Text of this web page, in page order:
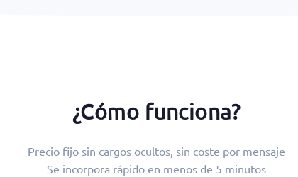
¿Cómo funciona?
Precio fijo sin cargos ocultos, sin coste por mensaje
Se incorpora rápido en menos de 5 minutos